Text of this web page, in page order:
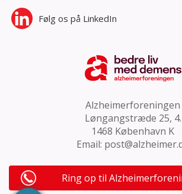
Følg os på LinkedIn
Alzheimerforeningen
Løngangstræde 25, 4.
1468 København K
Email:
Ring op til